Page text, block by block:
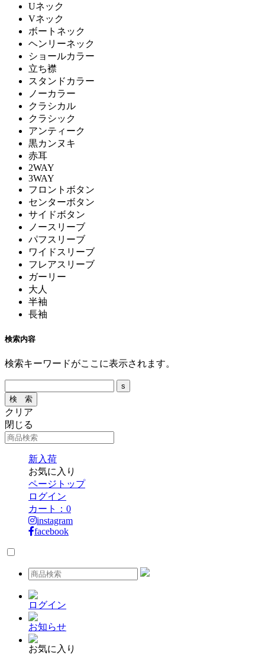
Uネック
Vネック
ボートネック
ヘンリーネック
ショールカラー
立ち襟
スタンドカラー
ノーカラー
クラシカル
クラシック
アンティーク
黒カンヌキ
赤耳
2WAY
3WAY
フロントボタン
センターボタン
サイドボタン
ノースリーブ
パフスリーブ
ワイドスリーブ
フレアスリーブ
ガーリー
大人
半袖
長袖
検索内容
検索キーワードがここに表示されます。
クリア
閉じる
新入荷
お気に入り
ページトップ
ログイン
カート： 0
instagram
facebook
ログイン
お知らせ
お気に入り